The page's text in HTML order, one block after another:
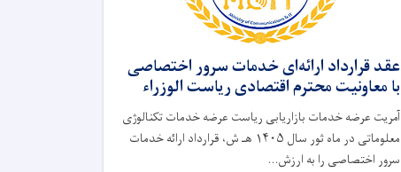
عقد قرارداد ارائه‌ای خدمات سرور اختصاصی
با معاونیت محترم اقتصادی ریاست الوزراء
آمریت عرضه‌ خدمات بازاریابی ریاست عرضه خدمات تکنالوژی
معلوماتی در ماه ثور سال ۱۴۰۵ هـ ش، قرارداد ارائه خدمات
سرور اختصاصی را به ارزش...